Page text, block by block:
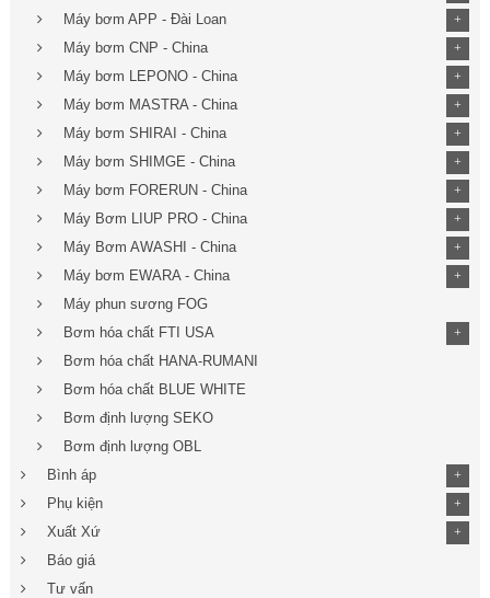
Máy bơm APP - Đài Loan +
Máy bơm CNP - China +
Máy bơm LEPONO - China +
Máy bơm MASTRA - China +
Máy bơm SHIRAI - China +
Máy bơm SHIMGE - China +
Máy bơm FORERUN - China +
Máy Bơm LIUP PRO - China +
Máy Bơm AWASHI - China +
Máy bơm EWARA - China +
Máy phun sương FOG
Bơm hóa chất FTI USA
+
Bơm hóa chất HANA-RUMANI
Bơm hóa chất BLUE WHITE
Bơm định lượng SEKO
Bơm định lượng OBL
Bình áp
+
Phụ kiện +
Xuất Xứ +
Báo giá
Tư vấn